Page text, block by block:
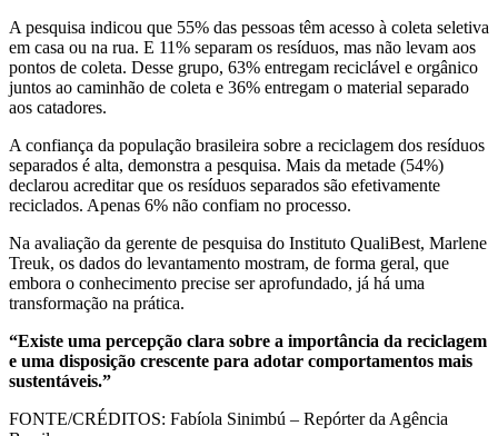
A pesquisa indicou que 55% das pessoas têm acesso à coleta seletiva
em casa ou na rua. E 11% separam os resíduos, mas não levam aos
pontos de coleta. Desse grupo, 63% entregam reciclável e orgânico
juntos ao caminhão de coleta e 36% entregam o material separado
aos catadores.
A confiança da população brasileira sobre a reciclagem dos resíduos
separados é alta, demonstra a pesquisa. Mais da metade (54%)
declarou acreditar que os resíduos separados são efetivamente
reciclados. Apenas 6% não confiam no processo.
Na avaliação da gerente de pesquisa do Instituto QualiBest, Marlene
Treuk, os dados do levantamento mostram, de forma geral, que
embora o conhecimento precise ser aprofundado, já há uma
transformação na prática.
“Existe uma percepção clara sobre a importância da reciclagem
e uma disposição crescente para adotar comportamentos mais
sustentáveis.”
FONTE/CRÉDITOS: Fabíola Sinimbú – Repórter da Agência